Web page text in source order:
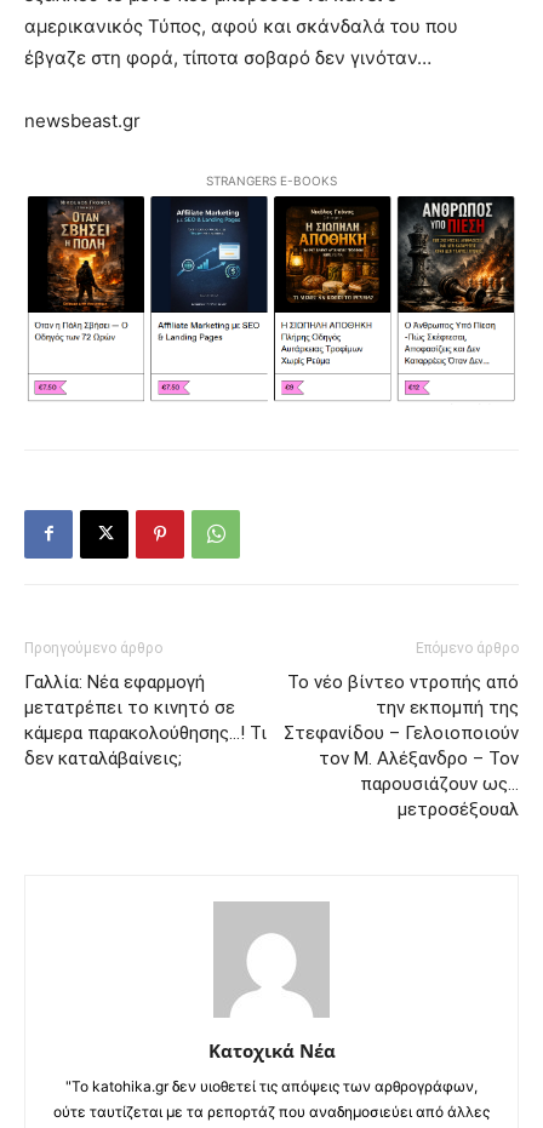
αμερικανικός Τύπος, αφού και σκάνδαλά του που
έβγαζε στη φορά, τίποτα σοβαρό δεν γινόταν…
newsbeast.gr
STRANGERS E-BOOKS
Προηγούμενο άρθρο
Γαλλία: Νέα εφαρμογή
μετατρέπει το κινητό σε
κάμερα παρακολούθησης…! Τι
δεν καταλάβαίνεις;
Επόμενο άρθρο
Το νέο βίντεο ντροπής από
την εκπομπή της
Στεφανίδου – Γελοιοποιούν
τον Μ. Αλέξανδρο – Τον
παρουσιάζουν ως…
μετροσέξουαλ
Κατοχικά Νέα
"Το katohika.gr δεν υιοθετεί τις απόψεις των αρθρογράφων,
ούτε ταυτίζεται με τα ρεπορτάζ που αναδημοσιεύει από άλλες